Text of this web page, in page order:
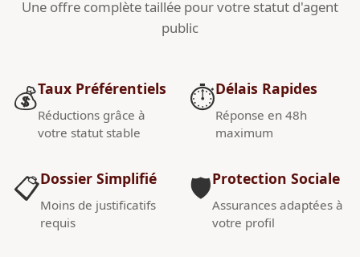
Une offre complète taillée pour votre statut d'agent
public
💰Taux Préférentiels
Réductions grâce à
votre statut stable
📋Dossier Simplifié
Moins de justificatifs
requis
⏱️Délais Rapides
Réponse en 48h
maximum
🛡️Protection Sociale
Assurances adaptées à
votre profil